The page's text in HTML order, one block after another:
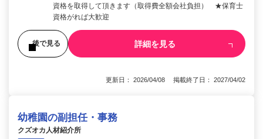
資格を取得して頂きます（取得費全額会社負担） ★保育士
資格がれば大歓迎
後で見る 詳細を見る
更新日： 2026/04/08 掲載終了日： 2027/04/02
幼稚園の副担任・事務
クズオカ人材紹介所